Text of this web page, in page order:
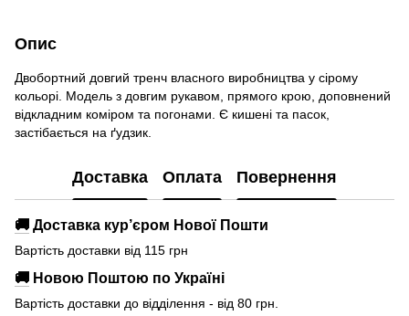
Опис
Двобортний довгий тренч власного виробництва у сірому
кольорі. Модель з довгим рукавом, прямого крою, доповнений
відкладним коміром та погонами. Є кишені та пасок,
застібається на ґудзик.
Доставка Оплата Повернення
🚚 Доставка кур’єром Нової Пошти
Вартість доставки від 115 грн
🚚 Новою Поштою по Україні
Вартість доставки до відділення - від 80 грн.